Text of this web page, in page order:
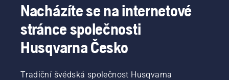
Nacházíte se na internetové
stránce společnosti
Husqvarna Česko
Tradiční švédská společnost Husqvarna